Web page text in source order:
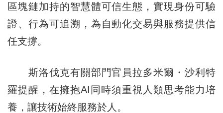
區塊鏈加持的智慧體可信生態，實現身份可驗
證、行為可追溯，為自動化交易與服務提供信
任支撐。
斯洛伐克有關部門官員拉多米爾・沙利特
羅提醒，在擁抱AI同時須重視人類思考能力培
養，讓技術始終服務於人。